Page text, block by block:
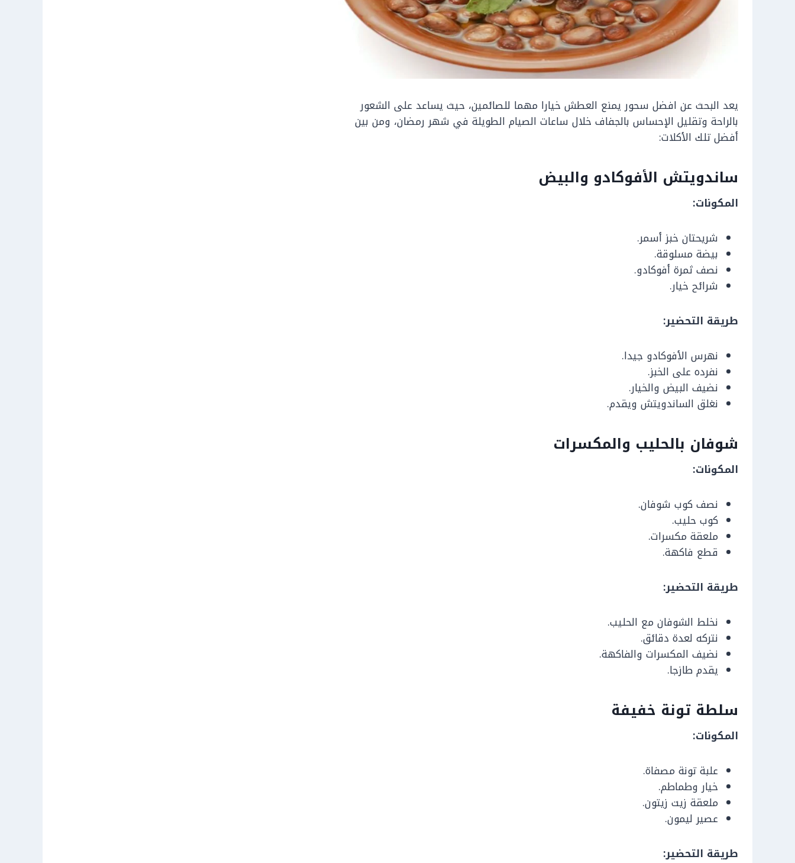
يعد البحث عن افضل سحور يمنع العطش خيارا مهما للصائمين، حيث يساعد على الشعور
بالراحة وتقليل الإحساس بالجفاف خلال ساعات الصيام الطويلة في شهر رمضان، ومن بين
أفضل تلك الأكلات:
ساندويتش الأفوكادو والبيض
المكونات:
شريحتان خبز أسمر.
بيضة مسلوقة.
نصف ثمرة أفوكادو.
شرائح خيار.
طريقة التحضير:
نهرس الأفوكادو جيدا.
نفرده على الخبز.
نضيف البيض والخيار.
نغلق الساندويتش ويقدم.
شوفان بالحليب والمكسرات
المكونات:
نصف كوب شوفان.
كوب حليب.
ملعقة مكسرات.
قطع فاكهة.
طريقة التحضير:
نخلط الشوفان مع الحليب.
نتركه لعدة دقائق.
نضيف المكسرات والفاكهة.
يقدم طازجا.
سلطة تونة خفيفة
المكونات:
علبة تونة مصفاة.
خيار وطماطم.
ملعقة زيت زيتون.
عصير ليمون.
طريقة التحضير: